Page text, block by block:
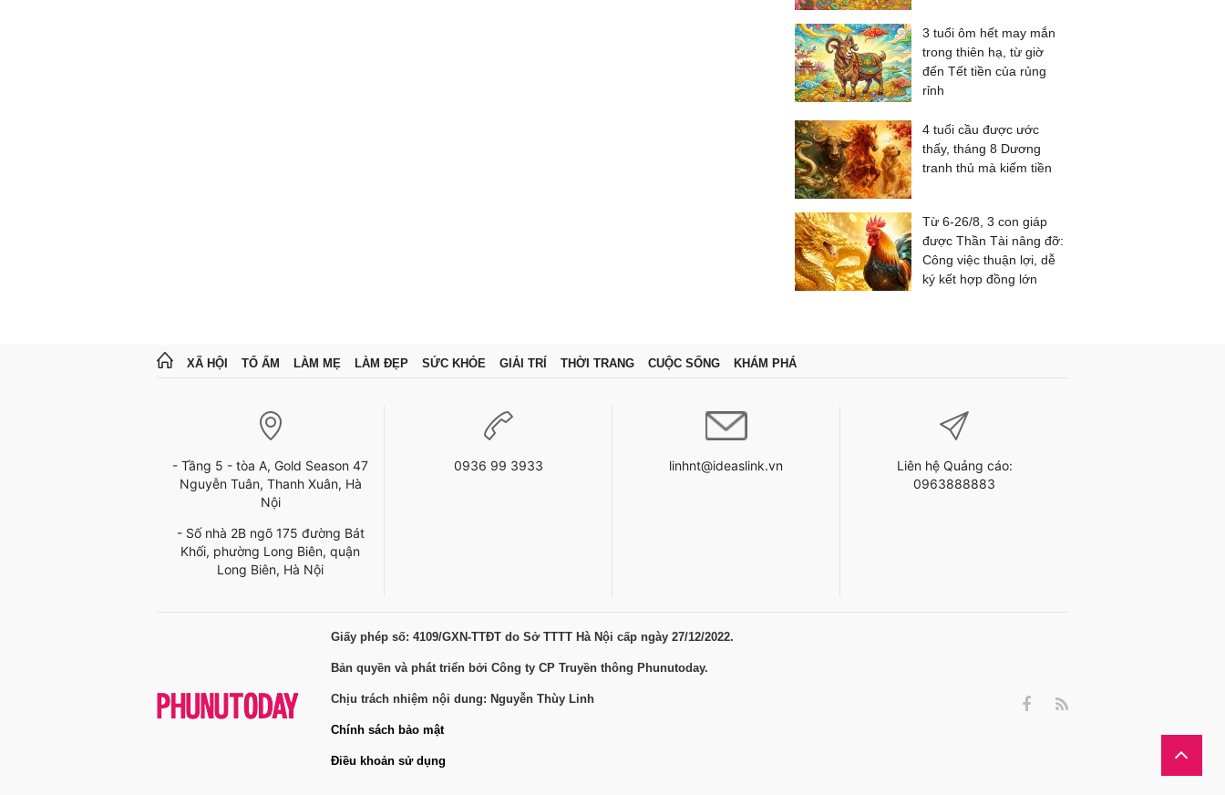
3 tuổi ôm hết may mắn
trong thiên hạ, từ giờ
đến Tết tiền của rủng
rỉnh
4 tuổi cầu được ước
thấy, tháng 8 Dương
tranh thủ mà kiếm tiền
Từ 6-26/8, 3 con giáp
được Thần Tài nâng đỡ:
Công việc thuận lợi, dễ
ký kết hợp đồng lớn
XÃ HỘI TỔ ẤM LÀM MẸ LÀM ĐẸP SỨC KHỎE GIẢI TRÍ THỜI TRANG CUỘC SỐNG KHÁM PHÁ
- Tầng 5 - tòa A, Gold Season 47
Nguyễn Tuân, Thanh Xuân, Hà
Nội
- Số nhà 2B ngõ 175 đường Bát
Khối, phường Long Biên, quận
Long Biên, Hà Nội
0936 99 3933 linhnt@ideaslink.vn
Liên hệ Quảng cáo:
0963888883
Giấy phép số: 4109/GXN-TTĐT do Sở TTTT Hà Nội cấp ngày 27/12/2022.
Bản quyền và phát triển bởi Công ty CP Truyền thông Phunutoday.
Chịu trách nhiệm nội dung: Nguyễn Thùy Linh
Chính sách bảo mật
Điều khoản sử dụng